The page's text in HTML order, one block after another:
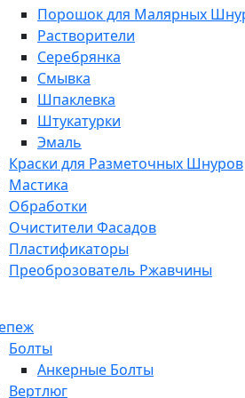
Порошок для Малярных
Растворители
Серебрянка
Смывка
Шпаклевка
Штукатурки
Эмаль
Краски для Разметочных Шнуров
Мастика
Обработки
Очистители Фасадов
Пластификаторы
Преоброзователь Ржавчины
Болты
Анкерные Болты
Вертлюг